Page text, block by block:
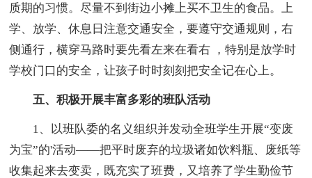
质期的习惯。尽量不到街边小摊上买不卫生的食品。上
学、放学、休息日注意交通安全，要遵守交通规则，右
侧通行，横穿马路时要先看左来在看右 ，特别是放学时
学校门口的安全，让孩子时时刻刻把安全记在心上。
五、积极开展丰富多彩的班队活动
1、以班队委的名义组织并发动全班学生开展“变废
为宝”的'活动——把平时废弃的垃圾诸如饮料瓶、废纸等
收集起来去变卖，既充实了班费，又培养了学生勤俭节